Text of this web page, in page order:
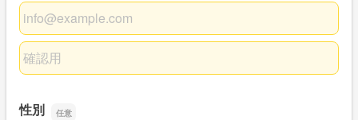
メールアドレス
メールアドレスの確認用
性別